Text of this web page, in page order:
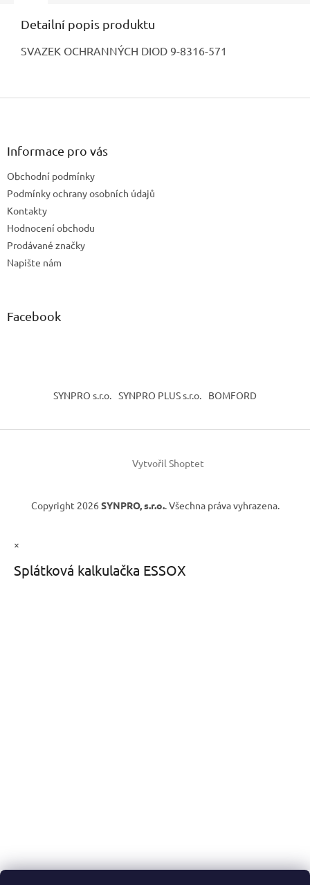
Detailní popis produktu
SVAZEK OCHRANNÝCH DIOD 9-8316-571
Z
Informace pro vás
Obchodní podmínky
Podmínky ochrany osobních údajů
Kontakty
Hodnocení obchodu
Prodávané značky
Napište nám
Facebook
SYNPRO s.r.o. SYNPRO PLUS s.r.o. BOMFORD
Vytvořil Shoptet
Copyright 2026 SYNPRO, s.r.o.. Všechna práva vyhrazena.
×
Splátková kalkulačka ESSOX